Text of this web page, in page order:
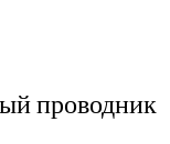
проводник